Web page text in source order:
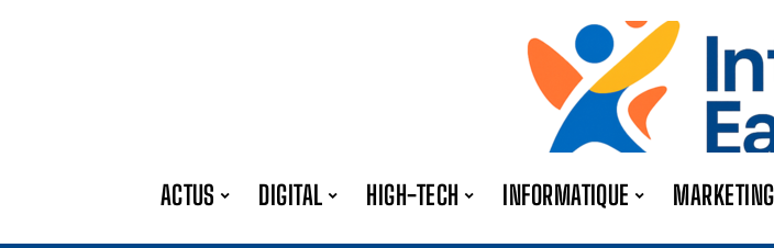
ACTUS DIGITAL HIGH-TECH INFORMATIQUE MARKETING